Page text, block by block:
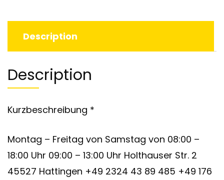
Description
Description
Kurzbeschreibung *
Montag – Freitag von Samstag von 08:00 –
18:00 Uhr 09:00 – 13:00 Uhr Holthauser Str. 2
45527 Hattingen +49 2324 43 89 485 +49 176